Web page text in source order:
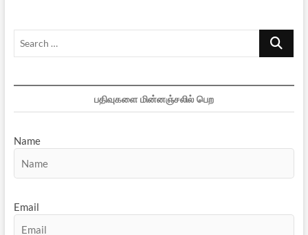
Search
பதிவுகளை மின்னஞ்சலில் பெற
Name
Email